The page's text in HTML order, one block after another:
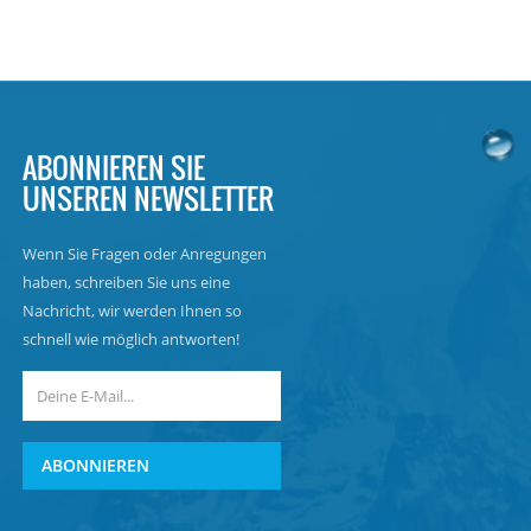
ABONNIEREN SIE
UNSEREN NEWSLETTER
Wenn Sie Fragen oder Anregungen
haben, schreiben Sie uns eine
Nachricht, wir werden Ihnen so
schnell wie möglich antworten!
ABONNIEREN